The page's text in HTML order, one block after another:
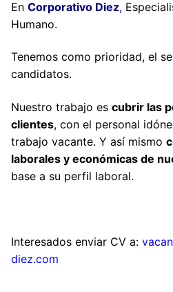
En Corporativo Diez,
Humano.
Tenemos como prioridad, el
candidatos.
Nuestro trabajo es cubrir las
clientes, con el personal
trabajo vacante. Y así mismo
laborales y económicas de
base a su perfil laboral.
Interesados enviar CV a:
diez.com